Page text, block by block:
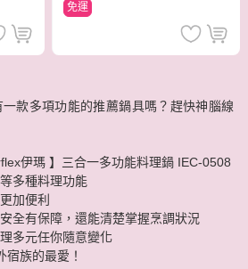
免運
款多項功能的推薦鍋具嗎？趕快神腦線
伊瑪 】三合一多功能料理鍋 IEC-0508
多種料理功能
加便利
全有保障，還能清楚掌握烹調狀況
多元任你隨意變化
宿族的最愛！